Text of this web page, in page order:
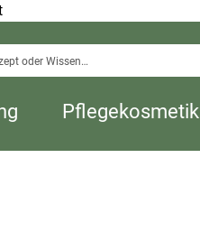
Pflegekosmetik